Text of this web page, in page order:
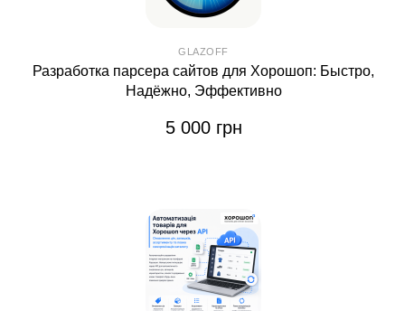
GLAZOFF
Разработка парсера сайтов для Хорошоп: Быстро,
Надёжно, Эффективно
5 000 грн